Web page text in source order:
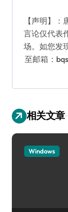
【声明】
言论仅代表
场。如您发
至邮箱：
相关文章
Windows